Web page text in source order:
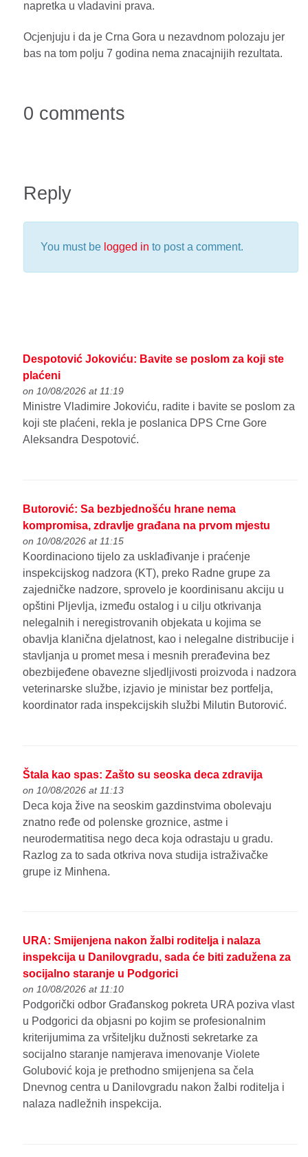
napretka u vladavini prava.
Ocjenjuju i da je Crna Gora u nezavdnom polozaju jer
bas na tom polju 7 godina nema znacajnijih rezultata.
0 comments
Reply
You must be logged in to post a comment.
Despotović Jokoviću: Bavite se poslom za koji ste
plaćeni
on 10/08/2026 at 11:19
Ministre Vladimire Jokoviću, radite i bavite se poslom za
koji ste plaćeni, rekla je poslanica DPS Crne Gore
Aleksandra Despotović.
Butorović: Sa bezbjednošću hrane nema
kompromisa, zdravlje građana na prvom mjestu
on 10/08/2026 at 11:15
Koordinaciono tijelo za usklađivanje i praćenje
inspekcijskog nadzora (KT), preko Radne grupe za
zajedničke nadzore, sprovelo je koordinisanu akciju u
opštini Pljevlja, između ostalog i u cilju otkrivanja
nelegalnih i neregistrovanih objekata u kojima se
obavlja klanična djelatnost, kao i nelegalne distribucije i
stavljanja u promet mesa i mesnih prerađevina bez
obezbijeđene obavezne sljedljivosti proizvoda i nadzora
veterinarske službe, izjavio je ministar bez portfelja,
koordinator rada inspekcijskih službi Milutin Butorović.
Štala kao spas: Zašto su seoska deca zdravija
on 10/08/2026 at 11:13
Deca koja žive na seoskim gazdinstvima obolevaju
znatno ređe od polenske groznice, astme i
neurodermatitisa nego deca koja odrastaju u gradu.
Razlog za to sada otkriva nova studija istraživačke
grupe iz Minhena.
URA: Smijenjena nakon žalbi roditelja i nalaza
inspekcija u Danilovgradu, sada će biti zadužena za
socijalno staranje u Podgorici
on 10/08/2026 at 11:10
Podgorički odbor Građanskog pokreta URA poziva vlast
u Podgorici da objasni po kojim se profesionalnim
kriterijumima za vršiteljku dužnosti sekretarke za
socijalno staranje namjerava imenovanje Violete
Golubović koja je prethodno smijenjena sa čela
Dnevnog centra u Danilovgradu nakon žalbi roditelja i
nalaza nadležnih inspekcija.